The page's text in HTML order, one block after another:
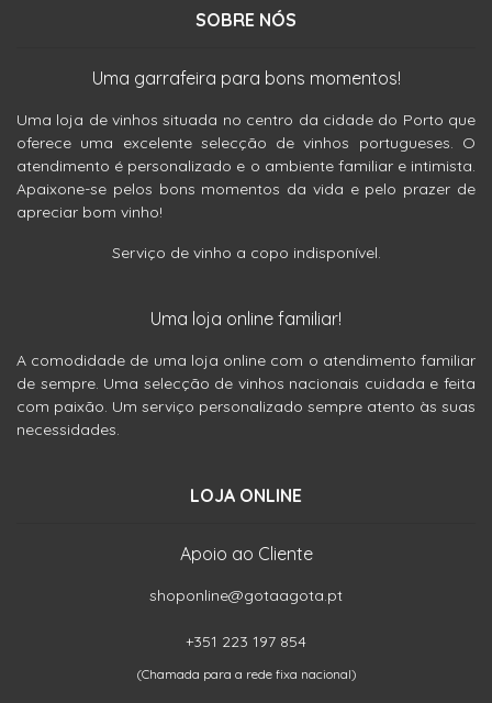
SOBRE NÓS
Uma garrafeira para bons momentos!
Uma loja de vinhos situada no centro da cidade do Porto que
oferece uma excelente selecção de vinhos portugueses. O
atendimento é personalizado e o ambiente familiar e intimista.
Apaixone-se pelos bons momentos da vida e pelo prazer de
apreciar bom vinho!
Serviço de vinho a copo indisponível.
Uma loja online familiar!
A comodidade de uma loja online com o atendimento familiar
de sempre. Uma selecção de vinhos nacionais cuidada e feita
com paixão. Um serviço personalizado sempre atento às suas
necessidades.
LOJA ONLINE
Apoio ao Cliente
shoponline@gotaagota.pt
+351 223 197 854
(Chamada para a rede fixa nacional)